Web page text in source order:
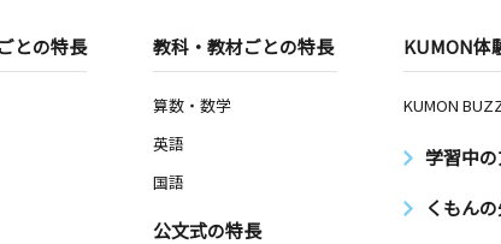
との特長 教科・教材ごとの特長
算数・数学
英語
国語
公文式の特長
KUMON体
KUMON
学習中
くもん